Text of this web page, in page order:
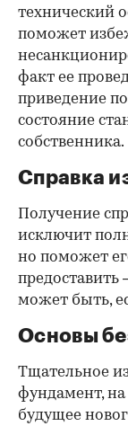
технический
поможет
факт ее
приведение
состояние
собственника.
Справка
Получение
исключит
но поможет
предоставить
может быть,
Основы
Тщательное
фундамент, на
будущее